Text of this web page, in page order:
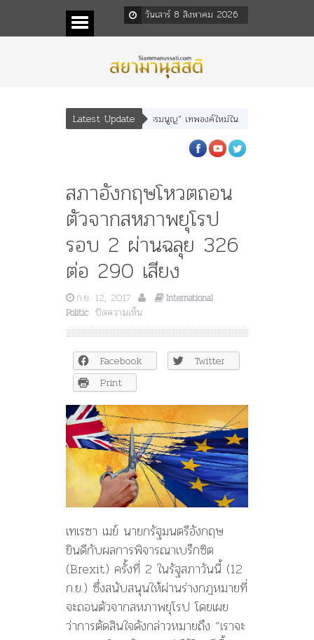
วันเสาร์ 8 สิงหาคม 2026
Latest Update
สนา” “อรุณเทพบุตร” และ “เทพีรัฐธรรมนูญ” เทพองค์ใหม่ใน “ศิลปะคณะราษฎร”
สภาอังกฤษโหวตถอน
ตัวจากสหภาพยุโรป
รอบ 2 ผ่านฉลุย 326
ต่อ 290 เสียง
ก.ย. 12, 2017
International
Politic ปิดความเห็น
สภา
อังกฤษ
โหวต
ถอน
สหภาพ
ยุโรป
รอบ
2
ผ่าน
ฉลุย
326
ต่อ
290
เสียง
Facebook
Twitter
Print
เทเรซา เมย์ นายกรัฐมนตรีอังกฤษ
ยินดีกับผลการพิจารณาเบร็กซิต
(Brexit) ครั้งที่ 2 ในรัฐสภาวันนี้ (12
ก.ย.) ซึ่งสนับสนุนให้ผ่านร่างกฎหมายที่
จะถอนตัวจากสหภาพยุโรป โดยเผย
ว่าการตัดสินใจดังกล่าวหมายถึง “เราจะ